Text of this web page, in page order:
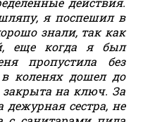
я поспешил в
знали, так как
еще когда я был
пропустила без
коленях дошел до
на ключ. За
дежурная сестра, не